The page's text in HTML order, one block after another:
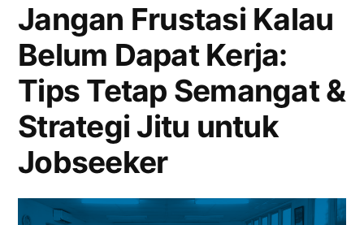
Jangan Frustasi Kalau
Belum Dapat Kerja:
Tips Tetap Semangat &
Strategi Jitu untuk
Jobseeker